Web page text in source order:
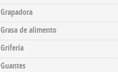
Grapadora
Grasa de alimento
Grifería
Guantes